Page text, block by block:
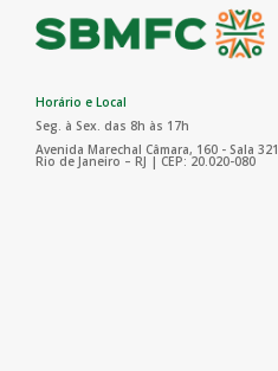
Horário e Local
Seg. à Sex. das 8h às 17h
Avenida Marechal Câmara, 160 - Sala 321
Rio de Janeiro – RJ | CEP: 20.020-080